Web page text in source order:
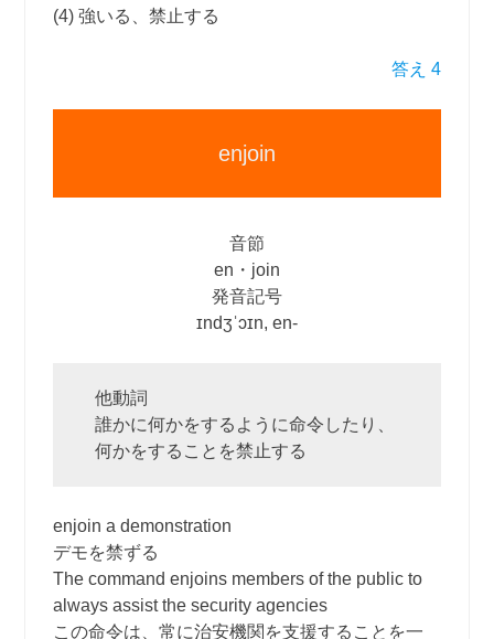
(4) 強いる、禁止する
答え 4
enjoin
音節
en・join
発音記号
ɪndʒˈɔɪn, en‐
他動詞
誰かに何かをするように命令したり、
何かをすることを禁止する
enjoin a demonstration
デモを禁ずる
The command enjoins members of the public to
always assist the security agencies
この命令は、常に治安機関を支援することを一